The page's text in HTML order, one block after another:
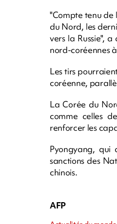
"Compte tenu de
du Nord, les
vers la Russie",
nord-coréennes
Les tirs
coréenne,
La Corée du
comme celles
renforcer les
Pyongyang, qui
sanctions des
chinois.
AFP